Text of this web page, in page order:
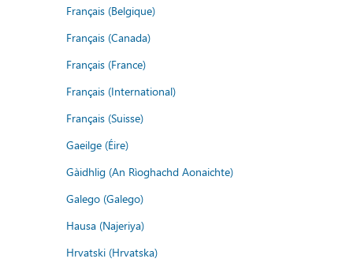
Français (Belgique)
Français (Canada)
Français (France)
Français (International)
Français (Suisse)
Gaeilge (Éire)
Gàidhlig (An Rìoghachd Aonaichte)
Galego (Galego)
Hausa (Najeriya)
Hrvatski (Hrvatska)